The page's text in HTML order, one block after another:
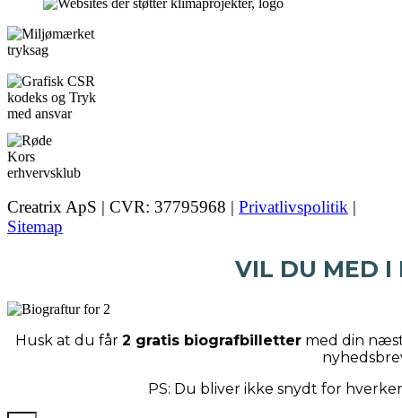
Creatrix ApS | CVR: 37795968 | Privatlivspolitik |
Sitemap
VIL DU MED I
Husk at du får 2 gratis biografbillettermed din
PS: Du bliver ikke snydt for